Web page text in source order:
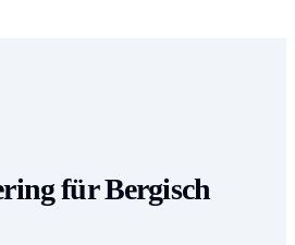
für Bergisch